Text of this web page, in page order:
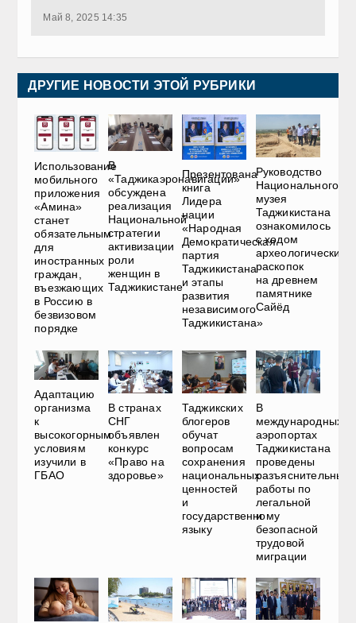
Май 8, 2025 14:35
ДРУГИЕ НОВОСТИ ЭТОЙ РУБРИКИ
Использование
мобильного
приложения
«Амина»
станет
обязательным
для
иностранных
граждан,
въезжающих
в Россию в
безвизовом
порядке
В
«Таджикаэронавигации»
обсуждена
реализация
Национальной
стратегии
активизации
роли
женщин в
Таджикистане
Презентована
книга
Лидера
нации
«Народная
Демократическая
партия
Таджикистана
и этапы
развития
независимого
Таджикистана»
Руководство
Национального
музея
Таджикистана
ознакомилось
с ходом
археологических
раскопок
на древнем
памятнике
Сайёд
Адаптацию
организма
к
высокогорным
условиям
изучили в
ГБАО
В странах
СНГ
объявлен
конкурс
«Право на
здоровье»
Таджикских
блогеров
обучат
вопросам
сохранения
национальных
ценностей
и
государственному
языку
В
международных
аэропортах
Таджикистана
проведены
разъяснительные
работы по
легальной
и
безопасной
трудовой
миграции